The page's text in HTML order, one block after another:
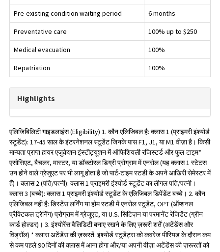
Highlights
एलिजिबिलिटी गाइडलाइंस (Eligibility) 1. कौन एलिजिबल है: क्लास 1 (प्राइमरी इंश्योर्ड
स्टूडेंट): 17-45 साल के इंटरनेशनल स्टूडेंट जिनके पास F1, J1, या M1 वीज़ा है। किसी
मान्यता प्राप्त हायर एजुकेशन इंस्टीट्यूशन में ऑफिशियली रजिस्टर्ड और फुल-टाइम*
एसोसिएट, बैचलर, मास्टर, या डॉक्टोरल डिग्री प्रोग्राम में एनरोल (यह क्लास 1 स्टेटस
उन होने वाले ग्रेजुएट पर भी लागू होता है जो पार्ट-टाइम स्टडी के अपने आखिरी सेमेस्टर में
हैं)। क्लास 2 (पति/पत्नी): क्लास 1 प्राइमरी इंश्योर्ड स्टूडेंट का लीगल पति/पत्नी।
क्लास 3 (बच्चे): क्लास 1 प्राइमरी इंश्योर्ड स्टूडेंट के एलिजिबल डिपेंडेंट बच्चे। 2. कौन
एलिजिबल नहीं है: डिस्टेंस लर्निंग या होम स्टडी में एनरोल स्टूडेंट, OPT (ऑप्शनल
प्रैक्टिकल ट्रेनिंग) प्रोग्राम में ग्रेजुएट, या U.S. सिटिज़न या परमानेंट रेजिडेंट (ग्रीन
कार्ड होल्डर)। 3. इंश्योरेंस वैलिडिटी बनाए रखने के लिए ज़रूरी शर्तें (अटेंडेंस और
विड्रॉल) * क्लास अटेंडेंस की ज़रूरतें: इंश्योर्ड स्टूडेंट्स को कवरेज पीरियड के दौरान कम
से कम पहले 90 दिनों की क्लास में आना होगा और/या अपनी वीज़ा अटेंडेंस की ज़रूरतों को
Pre-existing condition waiting period 6 months
Preventative care 100% up to $250
Medical evacuation 100%
Repatriation 100%